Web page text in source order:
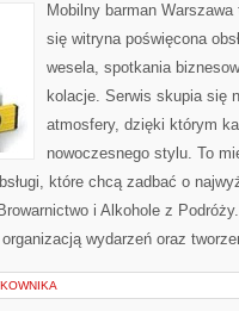
Mobilny barman
się witryna poświęcona
wesela, spotkania
kolacje. Serwis skupia się
atmosfery, dzięki którym
nowoczesnego stylu. To
które chcą zadbać o
i Alkohole z
wydarzeń oraz